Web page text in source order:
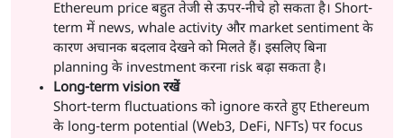
Ethereum price बहुत तेजी से ऊपर-नीचे हो सकता है। Short-
term में news, whale activity और market sentiment के
कारण अचानक बदलाव देखने को मिलते हैं। इसलिए बिना
planning के investment करना risk बढ़ा सकता है।
Long-term vision रखें
Short-term fluctuations को ignore करते हुए Ethereum
के long-term potential (Web3, DeFi, NFTs) पर focus